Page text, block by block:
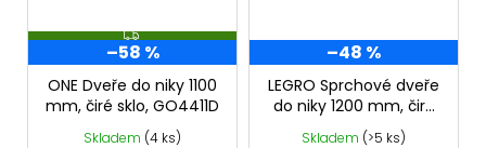
Z
D
A
R
M
A
–58 %
ONE Dveře do niky 1100
mm, čiré sklo, GO4411D
Skladem (4 ks)
–48 %
LEGRO Sprchové dveře
do niky 1200 mm, čiré
sklo, GL1212
Skladem (>5 ks)